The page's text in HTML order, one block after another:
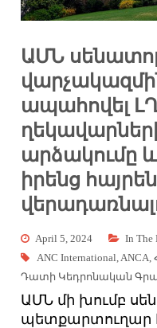
ԱՄՆ
ապահովել
արձակումը և
իրենց
April 5, 2024
In
ANC International ANCA ,
Դատի Կեդրոնական
ԱՄՆ մի խումբ
պետքարտուղար